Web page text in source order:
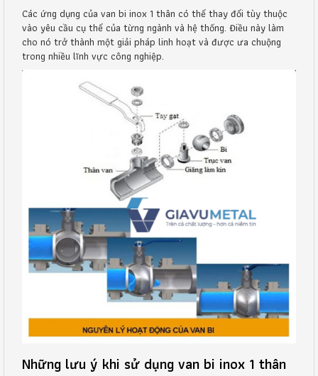
Các ứng dụng của van bi inox 1 thân có thể thay đổi tùy thuộc
vào yêu cầu cụ thể của từng ngành và hệ thống. Điều này làm
cho nó trở thành một giải pháp linh hoạt và được ưa chuộng
trong nhiều lĩnh vực công nghiệp.
Những lưu ý khi sử dụng van bi inox 1 thân